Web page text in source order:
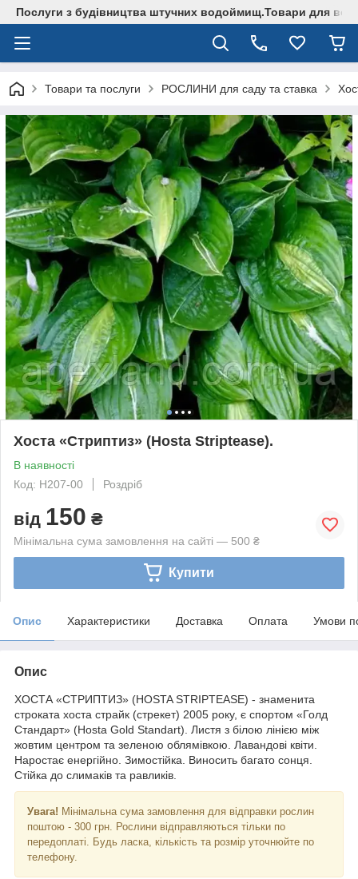
Послуги з будівництва штучних водоймищ.Товари для
Товари та послуги РОСЛИНИ для саду та ставка
Хоста «Стриптиз» (Hosta Striptease).
В наявності
Код: H207-00
Роздріб
від 150 ₴
Мінімальна сума замовлення на сайті — 500 ₴
Купити
Опис Характеристики Доставка Оплата Умови
Опис
ХОСТА «СТРИПТИЗ» (HOSTA STRIPTEASE) - знаменита
строката хоста страйк (стрекет) 2005 року, є спортом «Голд
Стандарт» (Hosta Gold Standart). Листя з білою лінією між
жовтим центром та зеленою облямівкою. Лавандові квіти.
Наростає енергійно. Зимостійка. Виносить багато сонця.
Стійка до слимаків та равликів.
Увага! Мінімальна сума замовлення для відправки рослин
поштою - 300 грн. Рослини відправляються тільки по
передоплаті. Будь ласка, кількість та розмір уточнюйте по
телефону.